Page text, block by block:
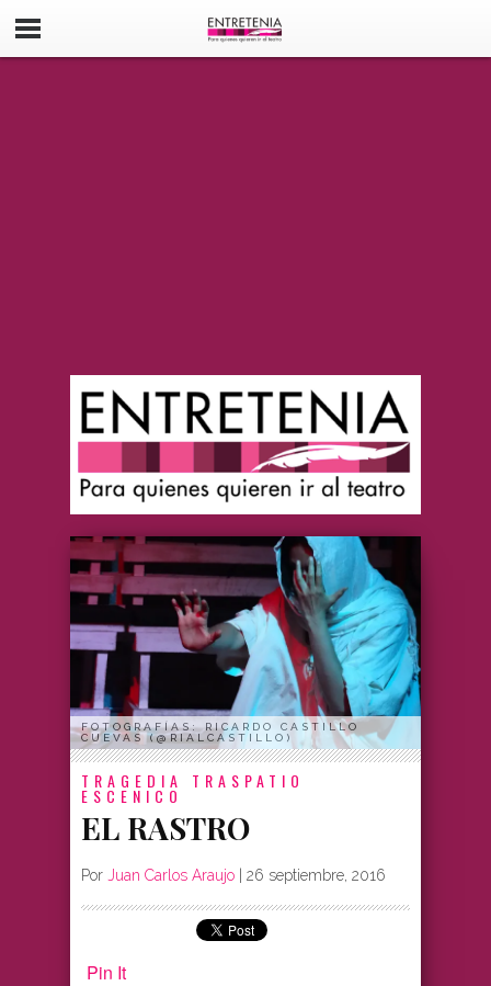
FOTOGRAFÍAS: RICARDO CASTILLO
CUEVAS (@RIALCASTILLO)
TRAGEDIA TRASPATIO
ESCENICO
EL RASTRO
Por Juan Carlos Araujo | 26 septiembre, 2016
Pin It